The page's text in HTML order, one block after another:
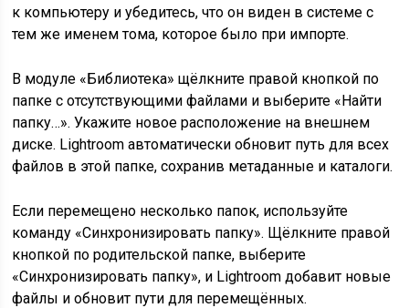
к компьютеру и убедитесь, что он виден в системе с
тем же именем тома, которое было при импорте.
В модуле «Библиотека» щёлкните правой кнопкой по
папке с отсутствующими файлами и выберите «Найти
папку…». Укажите новое расположение на внешнем
диске. Lightroom автоматически обновит путь для всех
файлов в этой папке, сохранив метаданные и каталоги.
Если перемещено несколько папок, используйте
команду «Синхронизировать папку». Щёлкните правой
кнопкой по родительской папке, выберите
«Синхронизировать папку», и Lightroom добавит новые
файлы и обновит пути для перемещённых.